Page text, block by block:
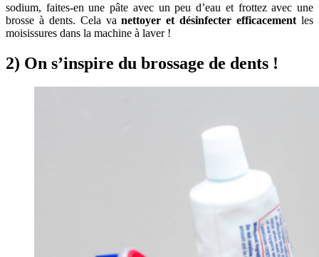
sodium, faites-en une pâte avec un peu d’eau et frottez avec une
brosse à dents. Cela vanettoyer et désinfecter efficacement les
moisissures dans la machine à laver !
2) On s’inspire du brossage de dents !